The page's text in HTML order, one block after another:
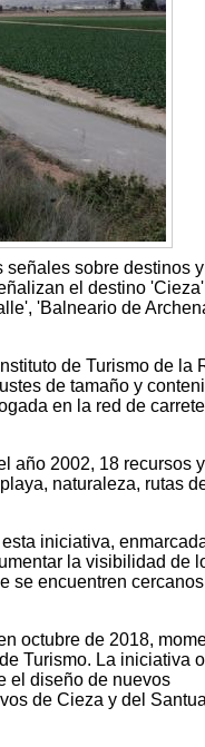
señales sobre destinos y
el destino
'Balneario de
de Turismo de la
de tamaño y
en la red de
año 2002, 18 recursos y
naturaleza, rutas
iniciativa,
la visibilidad de
se encuentren
octubre de 2018,
Turismo. La iniciativa
el diseño de nuevos
de Cieza y del